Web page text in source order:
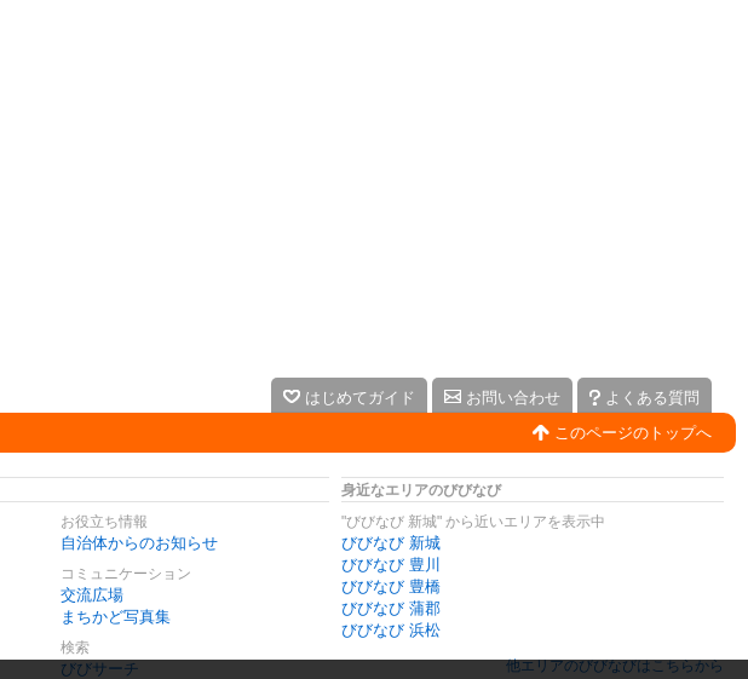
はじめてガイド お問い合わせ
よくある質問
このページのトップへ
お役立ち情報
自治体からのお知らせ
コミュニケーション
交流広場
まちかど写真集
検索
びびサーチ
身近なエリアのびびなび
"びびなび 新城" から近いエリアを表示中
びびなび 新城
びびなび 豊川
びびなび 豊橋
びびなび 蒲郡
びびなび 浜松
他エリアのびびなびはこちらから